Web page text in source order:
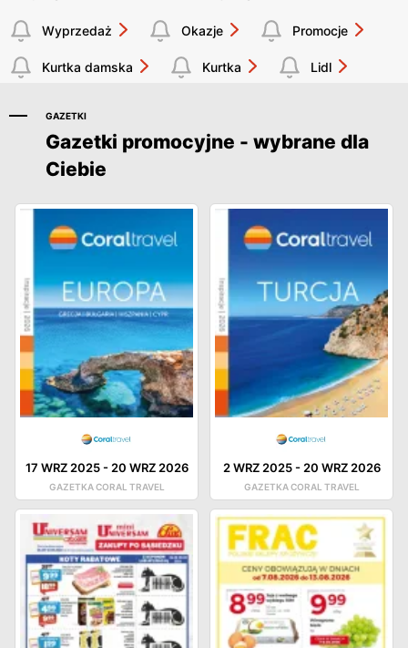
Wyprzedaż Okazje Promocje
Kurtka damska Kurtka Lidl
GAZETKI
Gazetki promocyjne - wybrane dla
Ciebie
17 WRZ 2025-20 WRZ 2026
GAZETKA CORAL TRAVEL
2 WRZ 2025-20 WRZ 2026
GAZETKA CORAL TRAVEL